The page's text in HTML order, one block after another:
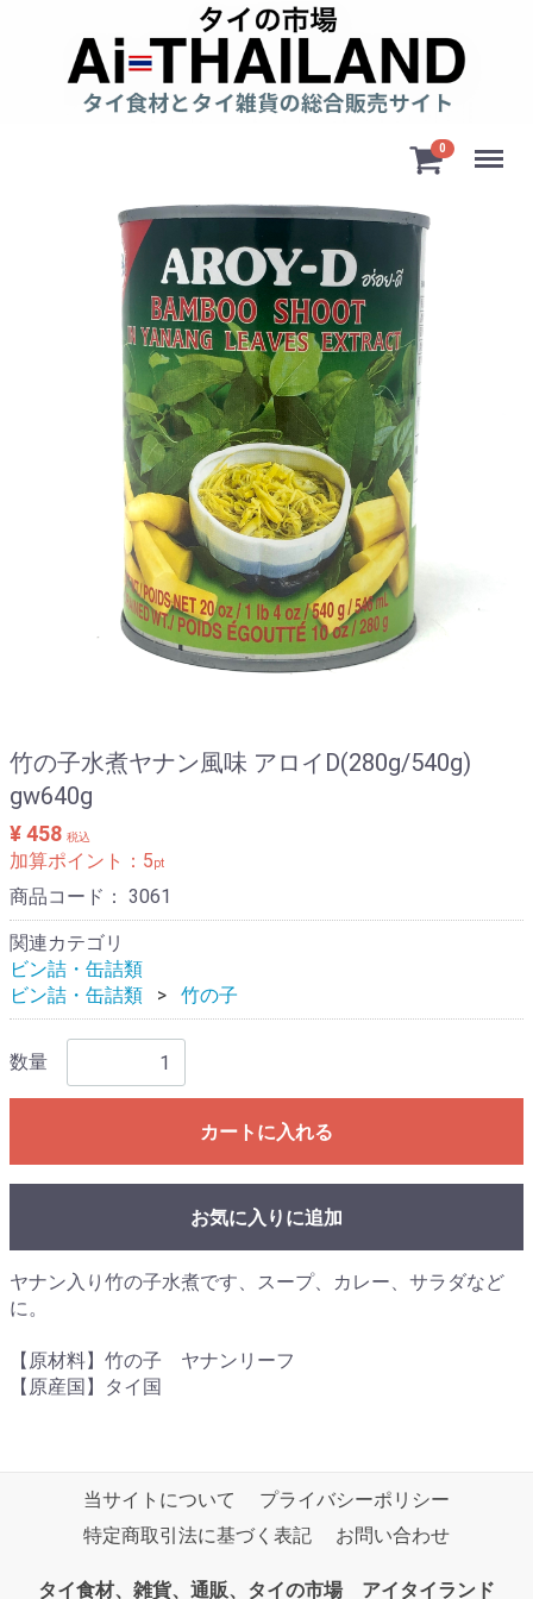
0 Menu
竹の子水煮ヤナン風味 アロイD(280g/540g)
gw640g
¥ 458 税込
加算ポイント： 5pt
商品コード： 3061
関連カテゴリ
ビン詰・缶詰類
ビン詰・缶詰類
竹の子
数量
カートに入れる
お気に入りに追加
ヤナン入り竹の子水煮です、スープ、カレー、サラダなど
に。
【原材料】竹の子 ヤナンリーフ
【原産国】タイ国
当サイトについて
プライバシーポリシー
特定商取引法に基づく表記
お問い合わせ
タイ食材、雑貨、通販、タイの市場 アイタイランド